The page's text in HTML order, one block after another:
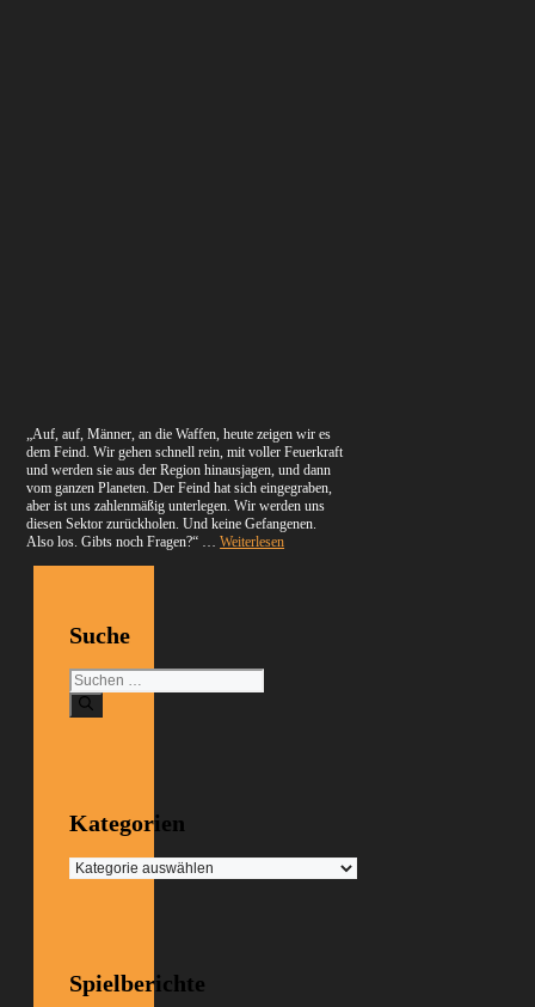
„Auf, auf, Männer, an die Waffen, heute zeigen wir es
dem Feind. Wir gehen schnell rein, mit voller Feuerkraft
und werden sie aus der Region hinausjagen, und dann
vom ganzen Planeten. Der Feind hat sich eingegraben,
aber ist uns zahlenmäßig unterlegen. Wir werden uns
diesen Sektor zurückholen. Und keine Gefangenen.
Also los. Gibts noch Fragen?“ …Weiterlesen
Suche
Suchen
nach:
Kategorien
Kategorien
Spielberichte